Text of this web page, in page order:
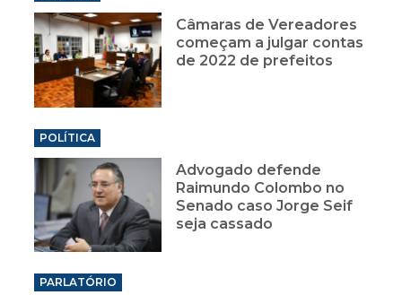
Câmaras de Vereadores
começam a julgar contas
de 2022 de prefeitos
POLÍTICA
Advogado defende
Raimundo Colombo no
Senado caso Jorge Seif
seja cassado
PARLATÓRIO